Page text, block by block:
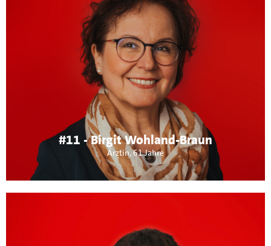
#11 - Birgit Wohland-Braun
Ärztin, 61 Jahre
Über mich:
In Sindelfingen geboren & in Mai- chingen zu Hause liegt
mein besonderer Schwerpunkt auf der
Gesundheitsversorgung und sozialen Infrastruktur für alle
Generationen. Mitgliedschaften: LandFrauen Maichingen,
Förderverein Kita Kleines Zelgle, Förderverein
Gartenhallenbad-Maichingen, Ökumenischer
Krankenpflege-Förderverein Maichingen und Vorstand des
Hospizverein der Region.